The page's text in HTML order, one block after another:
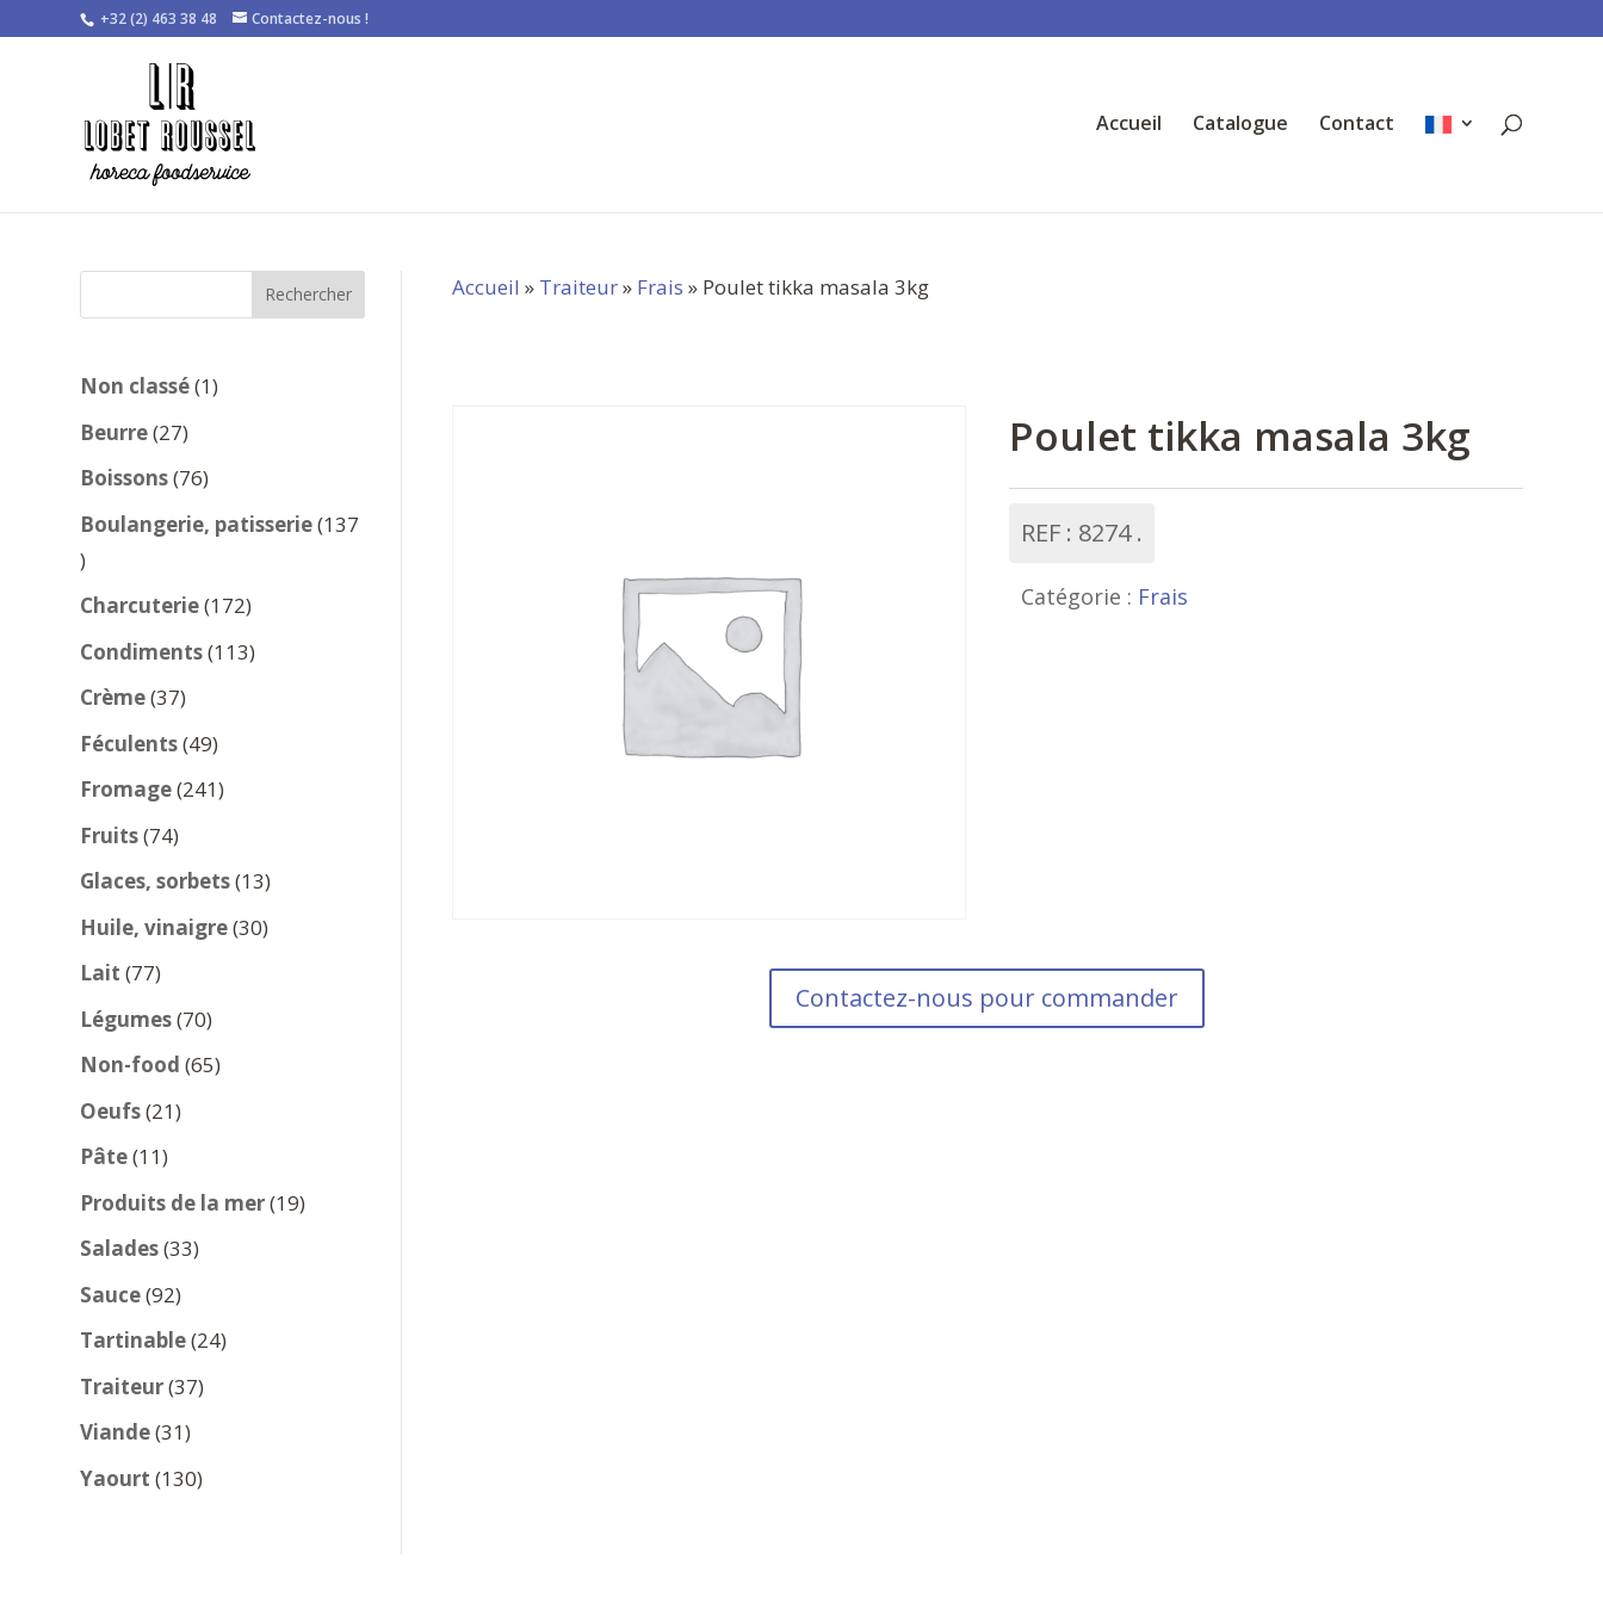
+32 (2) 463 38 48 Contactez-nous !
Accueil Catalogue Contact
Rechercher
Non classé 11
Beurre 2727
produits
Boissons 7676
produits
Boulangerie, patisserie 137
137
produits
Charcuterie 172172
produits
Condiments 113113
Crème 3737
produits
Féculents 4949
produits
Fromage 241241
Fruits 7474
produits
Glaces, sorbets 1313
produits
Huile, vinaigre 3030
Lait 7777
produits
Légumes 7070
produits
Non-food 6565
Oeufs 2121
Pâte 1111
produits
Produits de la mer 1919
Salades 3333
Sauce 9292
produits
Tartinable 2424
Traiteur 3737
Viande 3131
produits
Yaourt 130130
Accueil » Traiteur» Frais » Poulet tikka masala 3kg
Poulet tikka masala 3kg
REF : 8274
Catégorie : Frais
Contactez-nous pour commander